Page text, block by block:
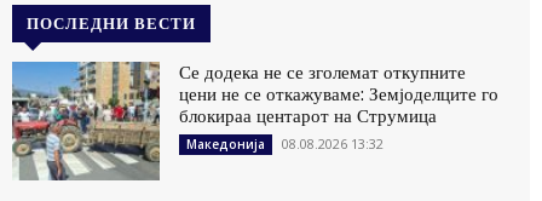
ПОСЛЕДНИ ВЕСТИ
Се додека не се зголемат откупните
цени не се откажуваме: Земјоделците го
блокираа центарот на Струмица
Македонија 08.08.2026 13:32